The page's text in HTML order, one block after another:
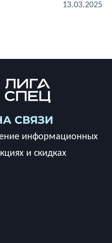
13.03.2025
СВЯЗИ
информационных
и скидках